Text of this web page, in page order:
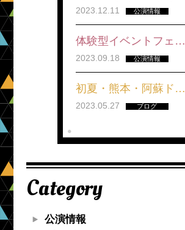
2023.12.11 公演情報
体験型イベントフェ…
2023.09.18 公演情報
初夏・熊本・阿蘇ド…
2023.05.27 ブログ
Category
公演情報